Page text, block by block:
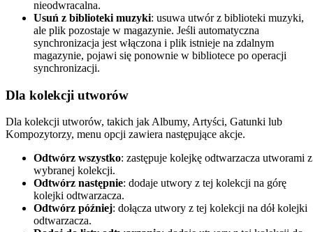
nieodwracalna.
Usuń z biblioteki muzyki: usuwa utwór z biblioteki muzyki,
ale plik pozostaje w magazynie. Jeśli automatyczna
synchronizacja jest włączona i plik istnieje na zdalnym
magazynie, pojawi się ponownie w bibliotece po operacji
synchronizacji.
Dla kolekcji utworów
Dla kolekcji utworów, takich jak Albumy, Artyści, Gatunki lub
Kompozytorzy, menu opcji zawiera następujące akcje.
Odtwórz wszystko: zastępuje kolejkę odtwarzacza utworami z
wybranej kolekcji.
Odtwórz następnie: dodaje utwory z tej kolekcji na górę
kolejki odtwarzacza.
Odtwórz później: dołącza utwory z tej kolekcji na dół kolejki
odtwarzacza.